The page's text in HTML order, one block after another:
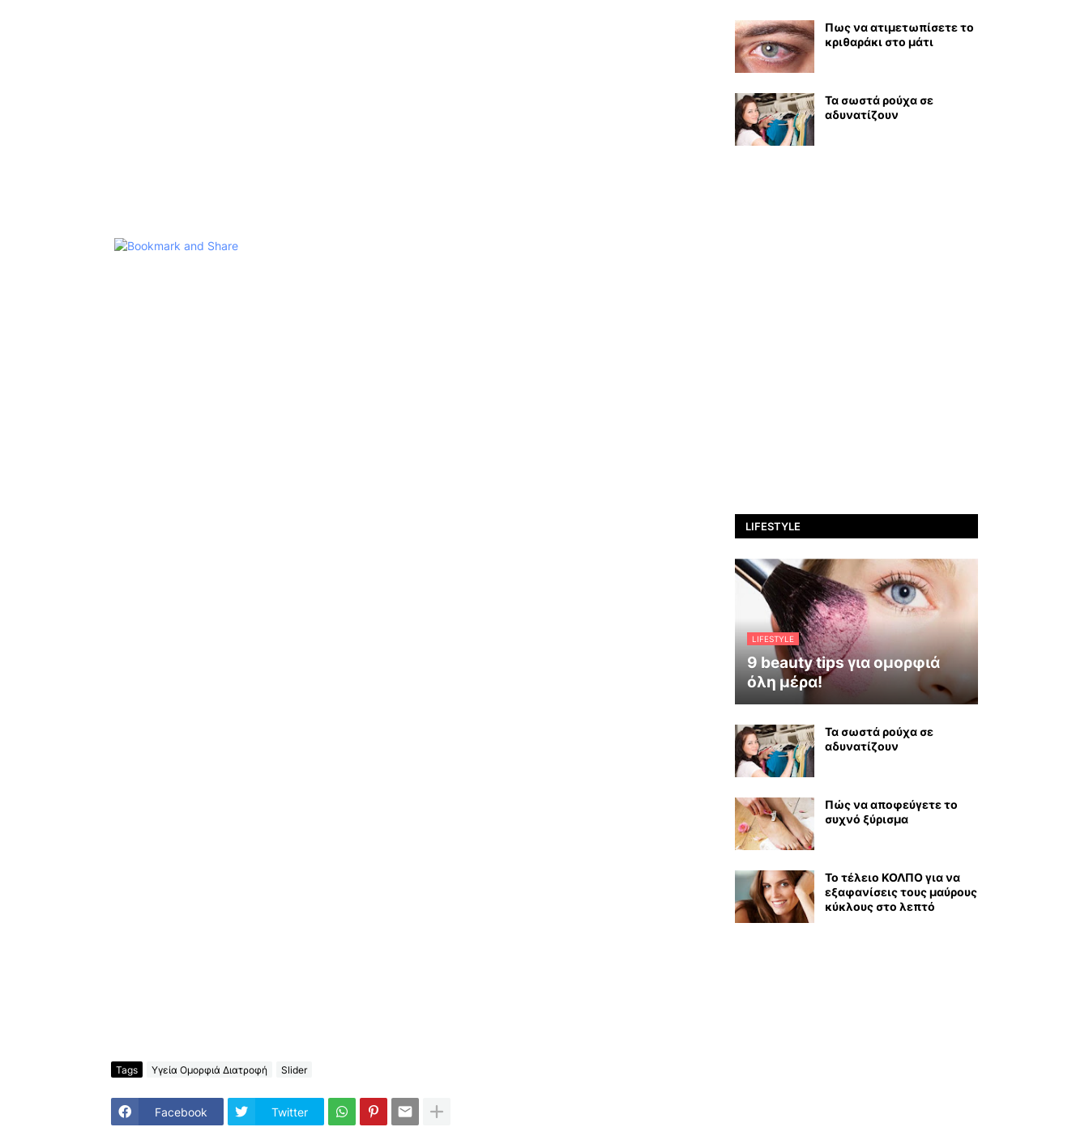
Tags Υγεία Ομορφιά Διατροφή Slider
Facebook Twitter
Πως να ατιμετωπίσετε το
κριθαράκι στο μάτι
Τα σωστά ρούχα σε
αδυνατίζουν
LIFESTYLE
LIFESTYLE
9 beauty tips για ομορφιά
όλη μέρα!
Τα σωστά ρούχα σε
αδυνατίζουν
Πώς να αποφεύγετε το
συχνό ξύρισμα
Το τέλειο ΚΟΛΠΟ για να
εξαφανίσεις τους μαύρους
κύκλους στο λεπτό